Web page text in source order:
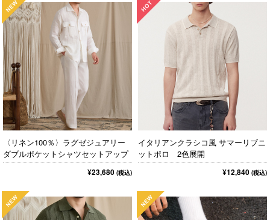
〈リネン100％〉ラグゼジュアリー
ダブルポケットシャツセットアップ
¥23,680 (税込)
イタリアンクラシコ風 サマーリブニ
ットポロ 2色展開
¥12,840 (税込)